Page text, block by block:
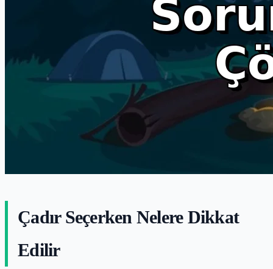
Çadır Seçerken Nelere Dikkat
Edilir